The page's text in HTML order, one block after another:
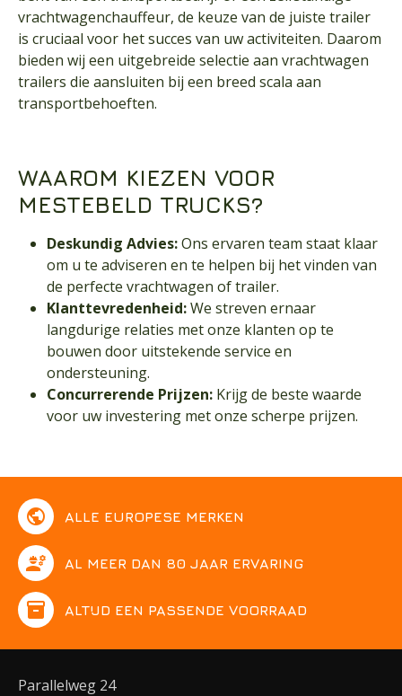
vrachtwagenchauffeur, de keuze van de juiste trailer
is cruciaal voor het succes van uw activiteiten. Daarom
bieden wij een uitgebreide selectie aan vrachtwagen
trailers die aansluiten bij een breed scala aan
transportbehoeften.
WAAROM KIEZEN VOOR
MESTEBELD TRUCKS?
Deskundig Advies:Ons ervaren team staat klaar
om u te adviseren en te helpen bij het vinden van
de perfecte vrachtwagen of trailer.
Klanttevredenheid:We streven ernaar
langdurige relaties met onze klanten op te
bouwen door uitstekende service en
ondersteuning.
Concurrerende Prijzen: Krijg de beste waarde
voor uw investering met onze scherpe prijzen.
public ALLE EUROPESE MERKEN
engineering AL MEER DAN 80 JAAR ERVARING
inventory ALTIJD EEN PASSENDE VOORRAAD
Parallelweg 24